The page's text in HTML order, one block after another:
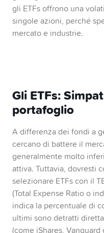
gli ETFs offrono una
singole azioni, perché
mercato e industrie.
Gli ETFs:
portafoglio
A differenza dei fondi a
cercano di battere il
generalmente molto
attiva. Tuttavia, dovresti
selezionare ETFs con il
(Total Expense Ratio o
indica la percentuale di
ultimi sono detratti
(come iShares,